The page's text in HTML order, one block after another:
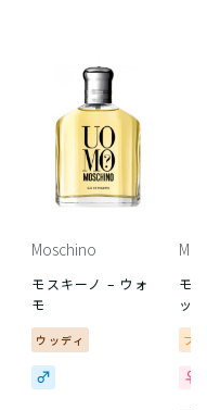
Moschino
モスキーノ – ウォ
モ
ウッディ
モ
ッ
フ